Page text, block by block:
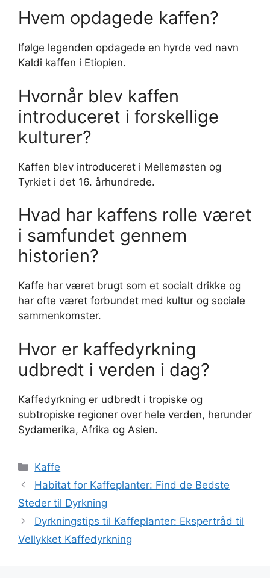
Hvem opdagede kaffen?
Ifølge legenden opdagede en hyrde ved navn
Kaldi kaffen i Etiopien.
Hvornår blev kaffen
introduceret i forskellige
kulturer?
Kaffen blev introduceret i Mellemøsten og
Tyrkiet i det 16. århundrede.
Hvad har kaffens rolle været
i samfundet gennem
historien?
Kaffe har været brugt som et socialt drikke og
har ofte været forbundet med kultur og sociale
sammenkomster.
Hvor er kaffedyrkning
udbredt i verden i dag?
Kaffedyrkning er udbredt i tropiske og
subtropiske regioner over hele verden, herunder
Sydamerika, Afrika og Asien.
Kategorier
Kaffe
Habitat for Kaffeplanter: Find de Bedste
Steder til Dyrkning
Dyrkningstips til Kaffeplanter: Ekspertråd til
Vellykket Kaffedyrkning